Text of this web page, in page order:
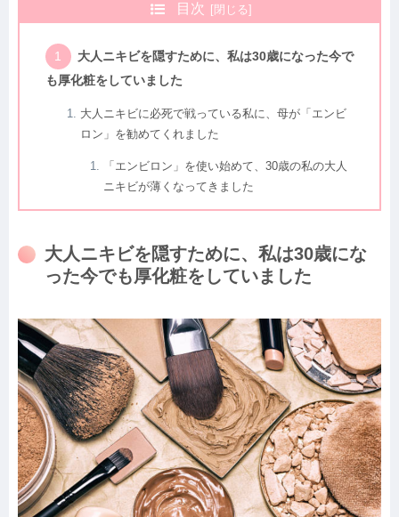
目次
大人ニキビを隠すために、私は30歳になった今で
も厚化粧をしていました
大人ニキビに必死で戦っている私に、母が「エンビ
ロン」を勧めてくれました
「エンビロン」を使い始めて、30歳の私の大人
ニキビが薄くなってきました
大人ニキビを隠すために、私は30歳にな
った今でも厚化粧をしていました